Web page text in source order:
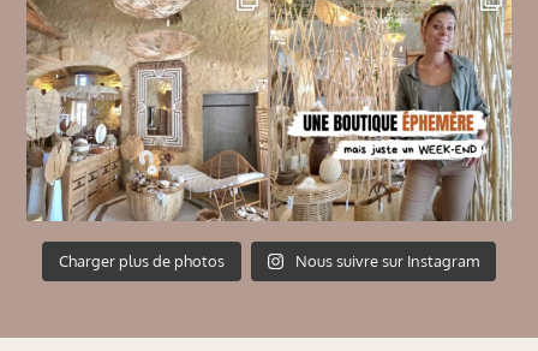
Charger plus de photos Nous suivre sur Instagram